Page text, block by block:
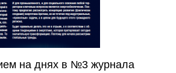
на днях в №3 журнала